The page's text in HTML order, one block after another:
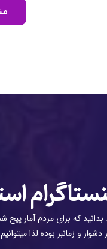
بدانید که برای مردم آمار
و زمانبر بوده لذا